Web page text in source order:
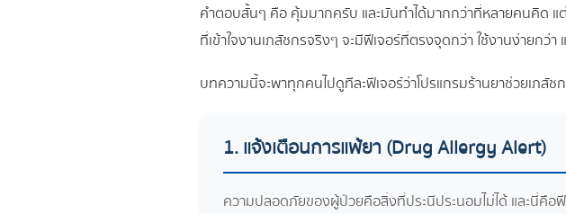
คำตอบสั้นๆ คือ คุ้มมากครับ และมันทำได้มากกว่าที่หลายคนคิด
ที่เข้าใจงานเภสัชกรจริงๆ จะมีฟีเจอร์ที่ตรงจุดกว่า ใช้งานง่ายกว่
บทความนี้จะพาทุกคนไปดูทีละฟีเจอร์ว่าโปรแกรมร้านยาช่วยเภสัช
1. แจ้งเตือนการแพ้ยา (Drug Allergy Alert)
ความปลอดภัยของผู้ป่วยคือสิ่งที่ประนีประนอมไม่ได้ และนี่คื